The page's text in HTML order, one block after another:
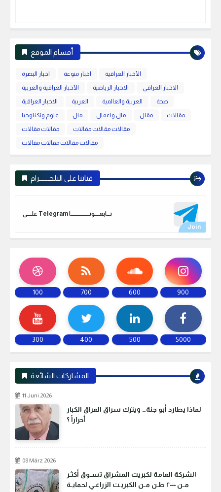
أقسام الموقع
اخبار البصرة اخبار منوعة
الأخبار العراقية
الأخبار العراقية والعربية
الاخبار الرياضية
الاخبار العراقي
الاخبار العراقية
العربية العربية والعالمية
صحة
علوم وتكنلوجيا
مال مال واعمال مقال
مقالات
مقالات مقالات
مقالات مقالات مقالات
مقالات مقالات مقالات مقالات
قناتنا على التلجـــــــرام
علـــــى Telegram تـــابعـــــونـــــــــــــــــــا
100 700 600 900
300 400 500 5000
المشاركات الشائعة
11 Juni 2026
لماذا يطارد أبو جنة… ويترك سراق العراق الكبار
أحراراً ؟
08 März 2026
الشركة العامة لكبريت المشراق تسـوق أكثـر
مـن ٢٠٠٠ طـن مـن الكبريـت الزراعـي لحمايـة